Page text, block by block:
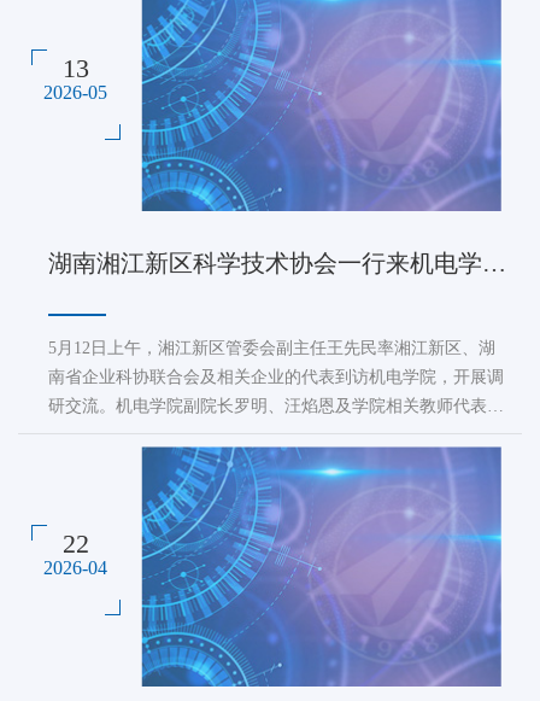
院的科研概况、重点团队方向及成果。刘英智总工介绍了159
厂的发展现状、技术需求，依托学院...
13
2026-05
湖南湘江新区科学技术协会一行来机电学院调研交流
5月12日上午，湘江新区管委会副主任王先民率湘江新区、湖
南省企业科协联合会及相关企业的代表到访机电学院，开展调
研交流。机电学院副院长罗明、汪焰恩及学院相关教师代表出
席座谈会。会上，罗明对王先民一行的到访表示欢迎，并介绍
了学院围绕航空航天装备制造领域的技术优势，期待与湘江新
区深化合作，推动科技成果转化。王先民介绍了湘江新区在先
进制造装备和航空航天产业链方面的布...
22
2026-04